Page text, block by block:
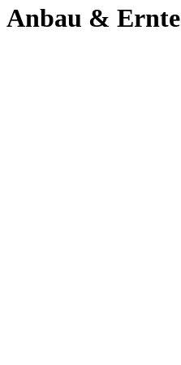
Anbau & Ernte